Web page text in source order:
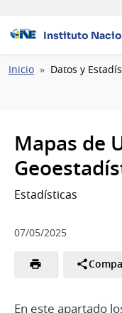
Instituto
Ruta
Inicio Datos y
Mapas de
Estadísticas
07/05/2025
En este apartado